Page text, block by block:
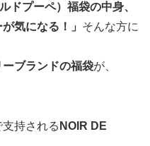
ドプーペ）福袋の中身、
気になる！」 そんな方に
ブランドの福袋が、
持される NOIR DE